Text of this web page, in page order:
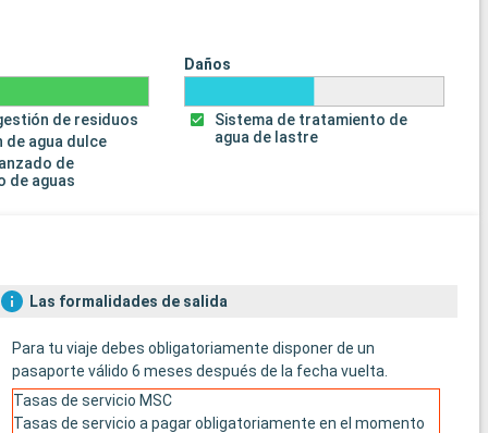
de residuos
de agua dulce
de
de aguas
Daños
Sistema de tratamiento de
agua de lastre
Las formalidades de salida
Para tu viaje debes obligatoriamente disponer de un
pasaporte válido 6 meses después de la fecha vuelta.
Tasas de servicio MSC
Tasas de servicio a pagar obligatoriamente en el momento